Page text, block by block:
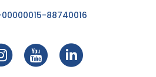
00000015-88740016